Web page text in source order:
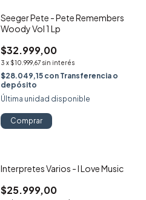
Seeger Pete - Pete Remembers
Woody Vol 1 Lp
$32.999,00
3 x $10.999,67 sin interés
$28.049,15 con Transferencia o
depósito
Última unidad disponible
Comprar
Interpretes Varios - I Love Music
$25.999,00